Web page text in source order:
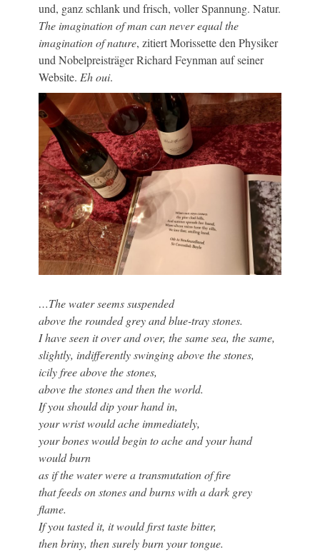
und, ganz schlank und frisch, voller Spannung. Natur.
The imagination of man can never equal the
imagination of nature, zitiert Morissette den Physiker
und Nobelpreisträger Richard Feynman auf seiner
Website. Eh oui.
…The water seems suspended
above the rounded grey and blue-tray stones.
I have seen it over and over, the same sea, the same,
slightly, indifferently swinging above the stones,
icily free above the stones,
above the stones and then the world.
If you should dip your hand in,
your wrist would ache immediately,
your bones would begin to ache and your hand
would burn
as if the water were a transmutation of fire
that feeds on stones and burns with a dark grey
flame.
If you tasted it, it would first taste bitter,
then briny, then surely burn your tongue.